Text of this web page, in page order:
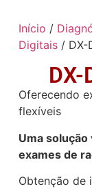
Início /
Digitais/ DX-
DX-
Oferecendo
flexíveis
Uma
exames de
Obtenção de